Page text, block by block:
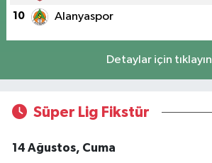
10 Alanyaspor
Detaylar için tıklayın
Süper Lig Fikstür
14 Ağustos, Cuma